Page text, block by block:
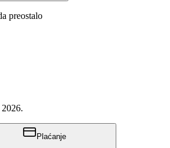
preostalo
Plaćanje